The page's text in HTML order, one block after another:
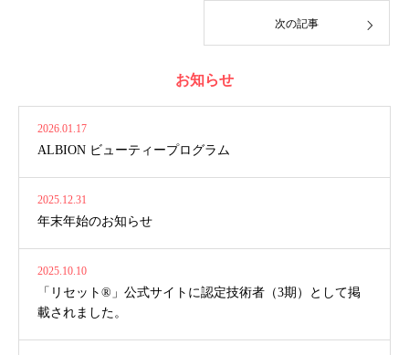
次の記事
お知らせ
2026.01.17
ALBION ビューティープログラム
2025.12.31
年末年始のお知らせ
2025.10.10
「リセット®」公式サイトに認定技術者（3期）として掲
載されました。